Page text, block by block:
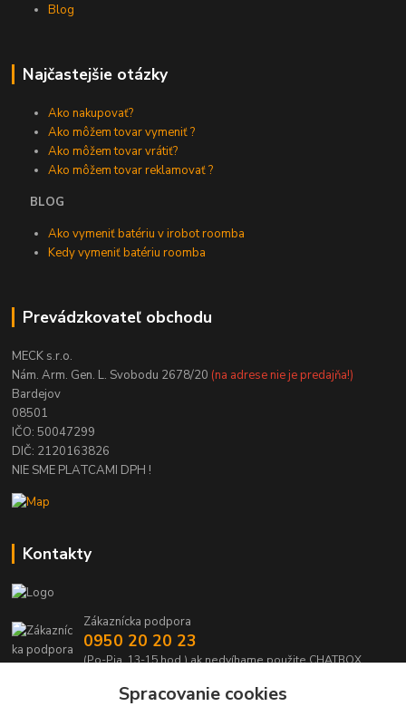
Blog
Najčastejšie otázky
Ako nakupovať?
Ako môžem tovar vymeniť ?
Ako môžem tovar vrátiť?
Ako môžem tovar reklamovať ?
BLOG
Ako vymeniť batériu v irobot roomba
Kedy vymeniť batériu roomba
Prevádzkovateľ obchodu
MECK s.r.o.
Nám. Arm. Gen. L. Svobodu 2678/20 (na adrese nie je predajňa!)
Bardejov
08501
IČO: 50047299
DIČ: 2120163826
NIE SME PLATCAMI DPH !
Kontakty
Zákaznícka podpora
0950 20 20 23
(Po-Pia, 13-15 hod.) ak nedvíhame použite CHATBOX
info@kabelmanie.skSpracovanie cookies